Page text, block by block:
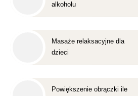
alkoholu
Masaże relaksacyjne dla
dzieci
Powiększenie obrączki ile